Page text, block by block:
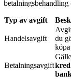
BTR-låsningar
Exklusiva
betalningsbehandling
Typ av avgift
Handelsavgift
du
Betalningsavgift